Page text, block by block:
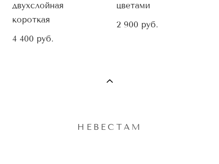
двухслойная
короткая
4 400 pуб.
цветами
2 900 pуб.
НЕВЕСТАМ